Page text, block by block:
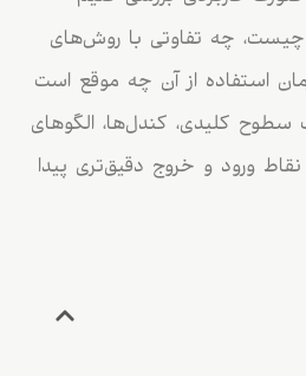
چه تفاوتی با روش‌های
زمان استفاده از آن چه موقع است
کلیدی، کندل‌ها، الگوهای
ورود و خروج دقیق‌تری پیدا